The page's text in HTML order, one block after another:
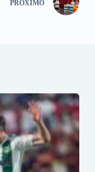
PRÓXIMO